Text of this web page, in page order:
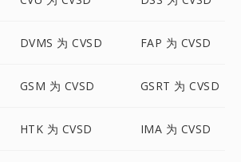
DVMS 为 CVSD FAP 为 CVSD
GSM 为 CVSD GSRT 为 CVSD
HTK 为 CVSD IMA 为 CVSD